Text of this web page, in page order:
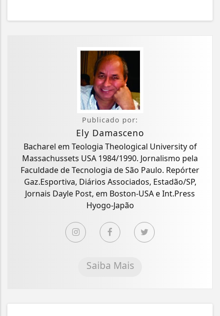
Publicado por:
Ely Damasceno
Bacharel em Teologia Theological University of
Massachussets USA 1984/1990. Jornalismo pela
Faculdade de Tecnologia de São Paulo. Repórter
Gaz.Esportiva, Diários Associados, Estadão/SP,
Jornais Dayle Post, em Boston-USA e Int.Press
Hyogo-Japão
Saiba Mais